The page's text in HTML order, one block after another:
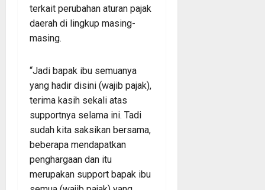
terkait perubahan aturan pajak
daerah di lingkup masing-
masing.
“Jadi bapak ibu semuanya
yang hadir disini (wajib pajak),
terima kasih sekali atas
supportnya selama ini. Tadi
sudah kita saksikan bersama,
beberapa mendapatkan
penghargaan dan itu
merupakan support bapak ibu